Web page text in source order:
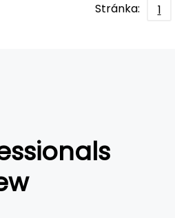
Stránka: 1